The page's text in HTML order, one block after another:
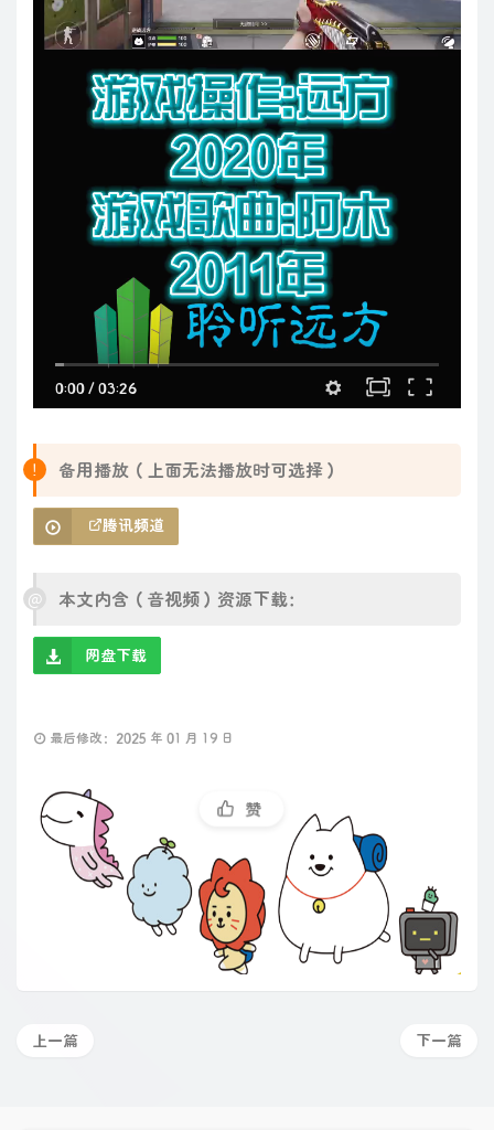
0:00/03:26
备用播放（上面无法播放时可选择）
腾讯频道
本文内含（音视频）资源下载：
网盘下载
最后修改：2025 年 01 月 19 日
赞
下一篇
上一篇